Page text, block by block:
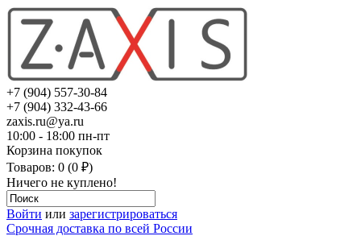
+7 (904) 557-30-84
+7 (904) 332-43-66
zaxis.ru@ya.ru
10:00 - 18:00 пн-пт
Корзина покупок
Товаров: 0 (0 ₽)
Ничего не куплено!
Войти или зарегистрироваться
Срочная доставка по всей России